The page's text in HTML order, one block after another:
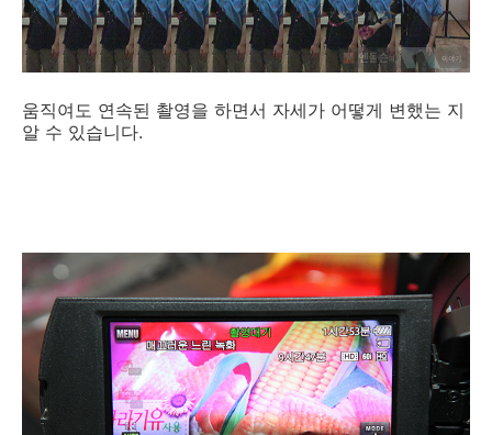
움직여도 연속된 촬영을 하면서 자세가 어떻게 변했는 지
알 수 있습니다.